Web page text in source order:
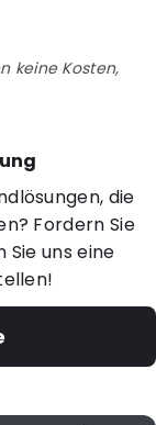
keine Kosten,
die
Fordern Sie
uns eine